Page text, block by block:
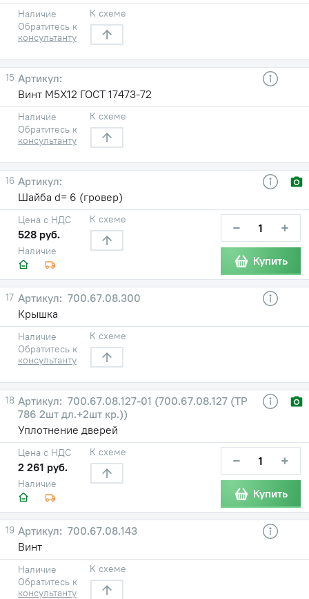
Наличие
Обратитесь к
консультанту
К схеме
15
Винт М5Х12 ГОСТ 17473-72
Наличие
Обратитесь к
консультанту
К схеме
16
Шайба d= 6 (гровер)
Наличие
Цена с НДС
528 руб.
К схеме − +
Купить
17
700.67.08.300
Крышка
Наличие
Обратитесь к
консультанту
К схеме
18
700.67.08.127-01 (700.67.08.127 (ТР
786 2шт дл.+2шт кр.))
Уплотнение дверей
Наличие
Цена с НДС
2 261 руб.
К схеме − +
Купить
19
700.67.08.143
Винт
Наличие
Обратитесь к
консультанту
К схеме